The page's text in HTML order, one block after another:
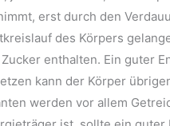
erst durch den
des Körpers
enthalten. Ein guter
kann der Körper
werden vor allem